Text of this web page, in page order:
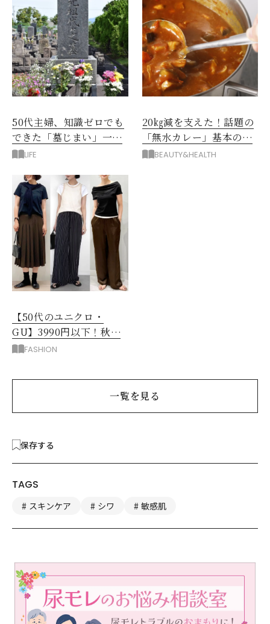
50代主婦、知識ゼロでも
できた「墓じまい」一つ
後悔したのは、ある順
LIFE
20㎏減を支えた！話題の
「無水カレー」基本の作
り方とおすすめルウ6選
BEAUTY&HEALTH
【50代のユニクロ・
GU】3990円以下！秋ま
ではける涼しげボトムス3
FASHION
一覧を見る
保存する
TAGS
スキンケア シワ 敏感肌